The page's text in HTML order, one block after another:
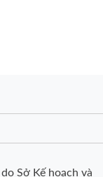
Sở Kế hoạch và